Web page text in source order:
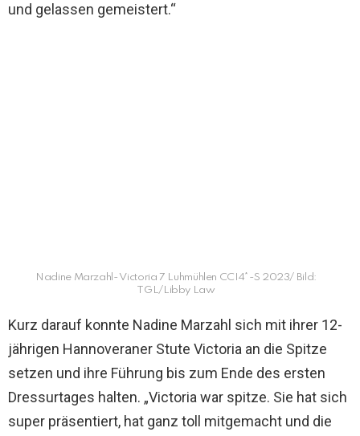
und gelassen gemeistert.“
Nadine Marzahl- Victoria 7 Luhmühlen CCI4*-S 2023/ Bild:
TGL/Libby Law
Kurz darauf konnte Nadine Marzahl sich mit ihrer 12-
jährigen Hannoveraner Stute Victoria an die Spitze
setzen und ihre Führung bis zum Ende des ersten
Dressurtages halten. „Victoria war spitze. Sie hat sich
super präsentiert, hat ganz toll mitgemacht und die